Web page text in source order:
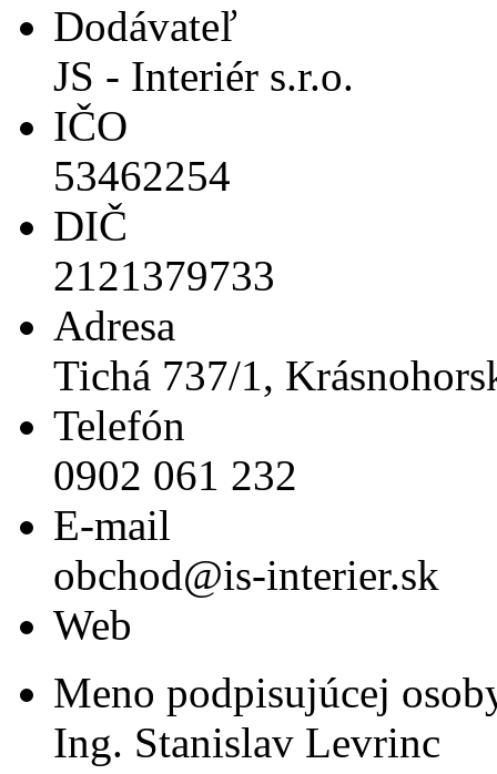
Dodávateľ
JS - Interiér s.r.o.
IČO
53462254
DIČ
2121379733
Adresa
Tichá 737/1,
Telefón
0902 061 232
E-mail
obchod@is-interier.sk
Web
Meno podpisujúcej
Ing. Stanislav Levrinc